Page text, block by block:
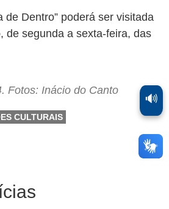
de Dentro” poderá ser visitada
de segunda a sexta-feira, das
Fotos: Inácio do Canto
CULTURAIS
🔊